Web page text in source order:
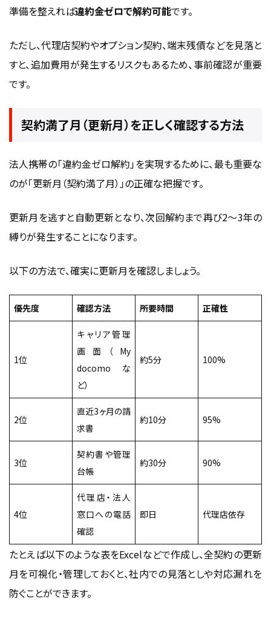
準備を整えれば違約金ゼロで解約可能です。
ただし、代理店契約やオプション契約、端末残債などを見落と
すと、追加費用が発生するリスクもあるため、事前確認が重要
です。
契約満了月（更新月）を正しく確認する方法
法人携帯の「違約金ゼロ解約」を実現するために、最も重要な
のが「更新月（契約満了月）」の正確な把握です。
更新月を逃すと自動更新となり、次回解約まで再び2〜3年の
縛りが発生することになります。
以下の方法で、確実に更新月を確認しましょう。
優先度 確認方法 所要時間 正確性
1位
キャリア管理
画面（My
docomo な
ど）
約5分 100%
2位
直近3ヶ月の請
求書
約10分 95%
3位
契約書や管理
台帳
約30分 90%
4位
代理店・法人
窓口への電話
確認
即日 代理店依存
たとえば以下のような表をExcelなどで作成し、全契約の更新
月を可視化・管理しておくと、社内での見落としや対応漏れを
防ぐことができます。